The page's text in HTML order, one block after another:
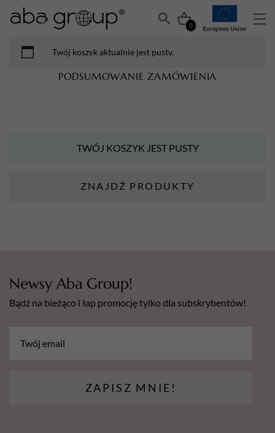
0
Twój koszyk aktualnie jest pusty.
PODSUMOWANIE ZAMÓWIENIA
TWÓJ KOSZYK JEST PUSTY
ZNAJDŹ PRODUKTY
Newsy Aba Group!
Bądź na bieżąco i łap promocję tylko dla subskrybentów!
ZAPISZ MNIE!